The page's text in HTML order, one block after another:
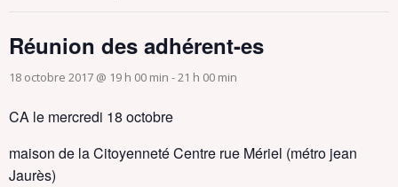
Réunion des adhérent-es
18 octobre 2017 @ 19 h 00 min -21 h 00 min
CA le mercredi 18 octobre
maison de la Citoyenneté Centre rue Mériel (métro jean
Jaurès)